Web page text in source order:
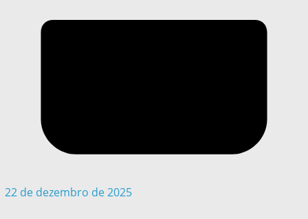
22 de dezembro de 2025